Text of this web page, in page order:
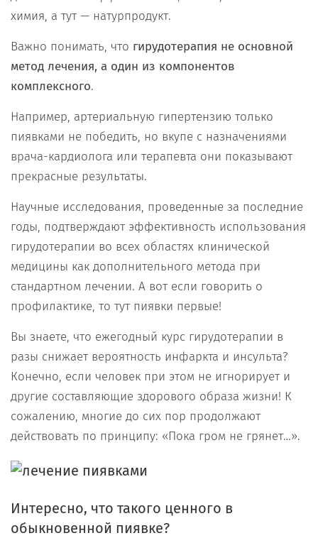
химия, а тут — натурпродукт.
Важно понимать, что гирудотерапия не основной
метод лечения, а один из компонентов
комплексного.
Например, артериальную гипертензию только
пиявками не победить, но вкупе с назначениями
врача-кардиолога или терапевта они показывают
прекрасные результаты.
Научные исследования, проведенные за последние
годы, подтверждают эффективность использования
гирудотерапии во всех областях клинической
медицины как дополнительного метода при
стандартном лечении. А вот если говорить о
профилактике, то тут пиявки первые!
Вы знаете, что ежегодный курс гирудотерапии в
разы снижает вероятность инфаркта и инсульта?
Конечно, если человек при этом не игнорирует и
другие составляющие здорового образа жизни! К
сожалению, многие до сих пор продолжают
действовать по принципу: «Пока гром не грянет…».
Интересно, что такого ценного в
обыкновенной пиявке?